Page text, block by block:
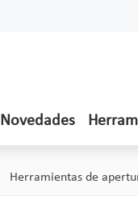
Novedades
Herramientas de